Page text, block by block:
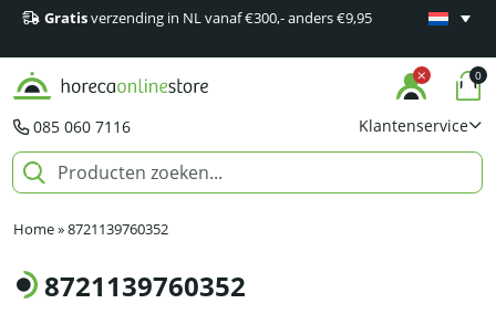
Gratisverzending in NL vanaf €300,- anders €9,95
Minimaal
085 060 7116 Klantenservice
0
Home»8721139760352
8721139760352